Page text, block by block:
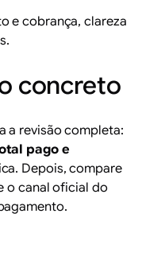
e cobrança, clareza
concreto
a revisão completa:
pago e
Depois, compare
o canal oficial do